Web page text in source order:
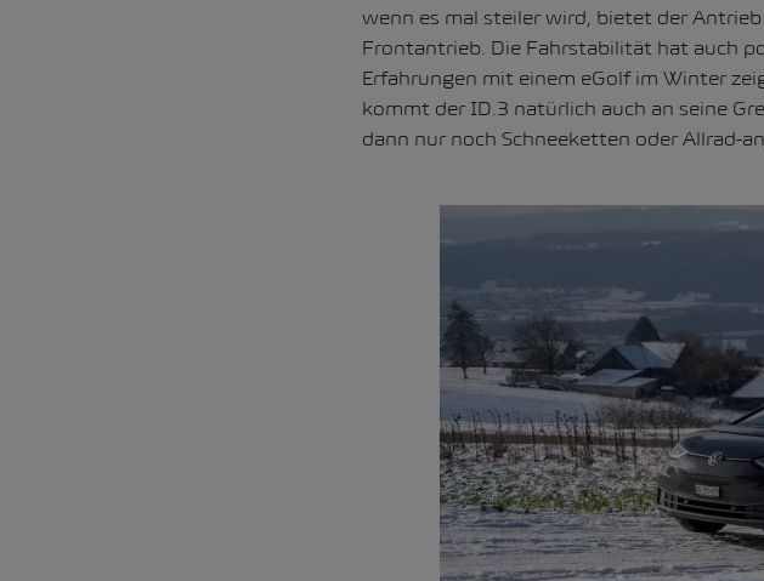
wenn es mal steiler wird, bietet der
Frontantrieb. Die Fahrstabilität hat auch
Erfahrungen mit einem eGolf im Winter
kommt der ID.3 natürlich auch an seine
dann nur noch Schneeketten oder Allrad-